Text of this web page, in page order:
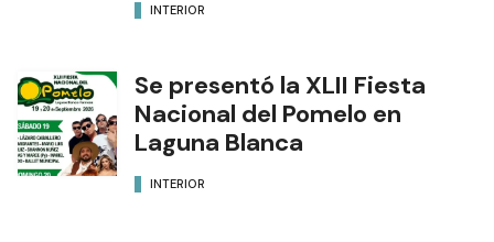
INTERIOR
Se presentó la XLII Fiesta
Nacional del Pomelo en
Laguna Blanca
INTERIOR